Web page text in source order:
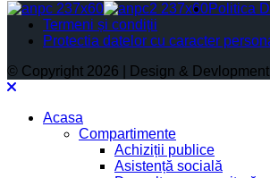
Politica
Termeni și condiții
Protectia datelor cu caracter
© Copyright 2026 | Design &
Acasa
Compartimente
Achiziții publice
Asistență socială